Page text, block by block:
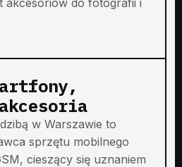
w Warszawie to
sprzętu mobilnego
cieszący się uznaniem